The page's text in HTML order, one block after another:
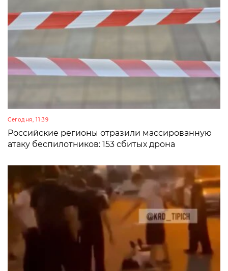
Сегодня, 11:39
Российские регионы отразили массированную
атаку беспилотников: 153 сбитых дрона